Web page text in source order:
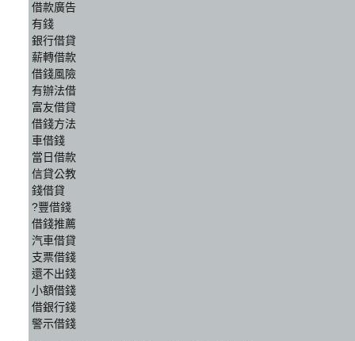
借款廣告
有錢
銀行借貸
薪轉借款
借錢風險
有辦法借
富友借貸
借錢方法
車借錢
當日借款
信貸公教
錢借貸
?豐借錢
借錢推薦
汽車借貸
支票借錢
還不出錢
小額借錢
借銀行錢
警示借錢